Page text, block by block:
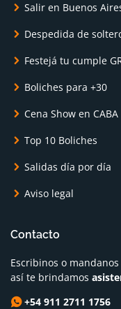
Salir en Buenos
Despedida de
Festejá tu cumple
Boliches para +30
Cena Show en CABA
Top 10 Boliches
Salidas día por día
Aviso legal
Contacto
Escribinos o
así te brindamos
+54 911 2711 1756